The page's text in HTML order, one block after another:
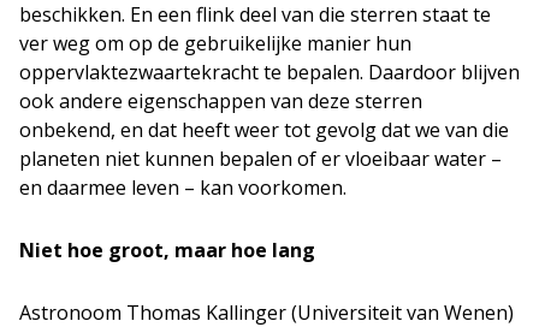
beschikken. En een flink deel van die sterren staat te
ver weg om op de gebruikelijke manier hun
oppervlaktezwaartekracht te bepalen. Daardoor blijven
ook andere eigenschappen van deze sterren
onbekend, en dat heeft weer tot gevolg dat we van die
planeten niet kunnen bepalen of er vloeibaar water –
en daarmee leven – kan voorkomen.
Niet hoe groot, maar hoe lang
Astronoom Thomas Kallinger (Universiteit van Wenen)